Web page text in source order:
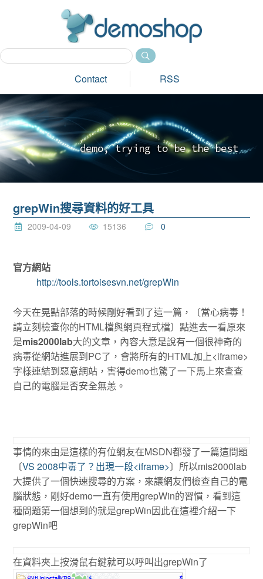
Contact RSS
demo, tryi ng to be the best_
grepWin搜尋資料的好工具
2009-04-09 15136 0
官方網站
http://tools.tortoisesvn.net/grepWin
今天在晃點部落的時候剛好看到了這一篇，〔當心病毒！
請立刻檢查你的HTML檔與網頁程式檔〕點進去一看原來
是mis2000lab大的文章，內容大意是說有一個很神奇的
病毒從網站進展到PC了，會將所有的HTML加上<iframe>
字樣連結到惡意網站，害得demo也驚了一下馬上來查查
自己的電腦是否安全無恙。
事情的來由是這樣的有位網友在MSDN都發了一篇這問題
〔VS 2008中毒了？出現一段<iframe>〕所以mis2000lab
大提供了一個快速搜尋的方案，來讓網友們檢查自己的電
腦狀態，剛好demo一直有使用grepWin的習慣，看到這
種問題第一個想到的就是grepWin因此在這裡介紹一下
grepWin吧
在資料夾上按滑鼠右鍵就可以呼叫出grepWin了